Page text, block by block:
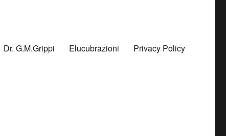
Dr. G.M.Grippi Elucubrazioni Privacy Policy